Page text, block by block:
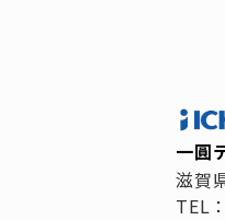
一圓
滋賀
TEL